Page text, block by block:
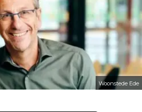
Woonstede Ede